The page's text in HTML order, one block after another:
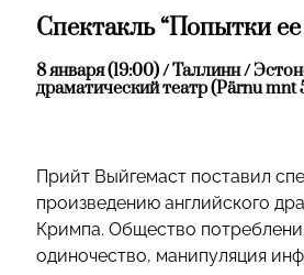
Спектакль “Попытки
8 января (19:00) / Таллинн /
драматический театр (Pärnu mnt
Прийт Выйгемаст поставил
произведению английского
Кримпа. Общество
одиночество, манипуляция